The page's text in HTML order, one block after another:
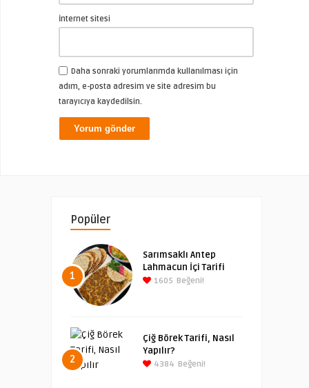
İnternet sitesi
Daha sonraki yorumlarımda kullanılması için
adım, e-posta adresim ve site adresim bu
tarayıcıya kaydedilsin.
Popüler
1
Sarımsaklı Antep
Lahmacun İçi Tarifi
1605 Beğeni!
2
Çiğ Börek Tarifi, Nasıl
Yapılır?
4384 Beğeni!